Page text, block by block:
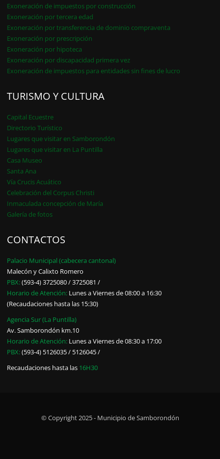
Exoneración de impuestos por construcción
Exoneración por tercera edad
Exoneración por transferencia de dominio compraventa
Exoneración por prescripción
Exoneración por hipoteca
Exoneración por discapacidad primera vez
Exoneración de impuestos para entidades sin fines de lucro
TURISMO Y CULTURA
Capital Ecuestre
Directorio Turístico
Lugares que visitar en Samborondón
Lugares que visitar en La Puntilla
Casa Museo
Santa Ana
Vía Crucis Acuático
Celebración del Corpus Christi
Inmaculada concepción de María
Galería de fotos
CONTACTOS
Palacio Municipal (cabecera cantonal)
Malecón y Calixto Romero
PBX:(593-4) 3725080 / 3725081 /
Horario de Atención: Lunes a Viernes de 08:00 a 16:30
(Recaudaciones hasta las 15:30)
Agencia Sur (La Puntilla)
Av. Samborondón km.10
Horario de Atención: Lunes a Viernes de 08:30 a 17:00
PBX:(593-4) 5126035 / 5126045 /
Recaudaciones hasta las 16H30
© Copyright 2025 - Municipio de Samborondón